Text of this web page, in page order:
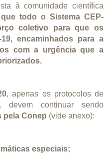
à comunidade científica
todo o Sistema CEP-
coletivo para que os
encaminhados para a
com a urgência que a
, apenas os protocolos de
devem continuar sendo
pela Conep (vide anexo):
especiais;